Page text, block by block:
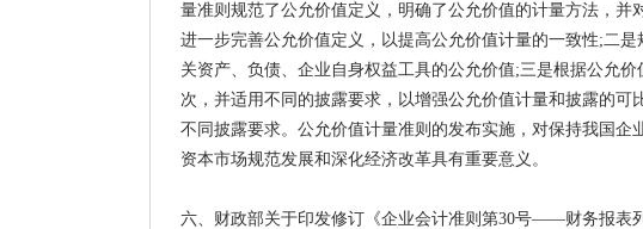
量准则规范了公允价值定义，明确了公允价值的计量方法，
进一步完善公允价值定义，以提高公允价值计量的一致性;二
关资产、负债、企业自身权益工具的公允价值;三是根据公允
次，并适用不同的披露要求，以增强公允价值计量和披露的
不同披露要求。公允价值计量准则的发布实施，对保持我国企
资本市场规范发展和深化经济改革具有重要意义。
六、财政部关于印发修订《企业会计准则第30号——财务报表